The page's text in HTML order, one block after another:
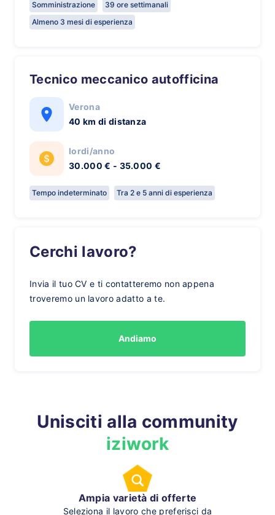
Somministrazione
39 ore settimanali
Almeno 3 mesi di esperienza
Tecnico meccanico autofficina
Verona
40 km di distanza
lordi/anno
30.000 € - 35.000 €
Tempo indeterminato Tra 2 e 5 anni di esperienza
Cerchi lavoro?
Invia il tuo CV e ti contatteremo non appena
troveremo un lavoro adatto a te.
Andiamo
Unisciti alla community
iziwork
Ampia varietà di offerte
Seleziona il lavoro che preferisci da